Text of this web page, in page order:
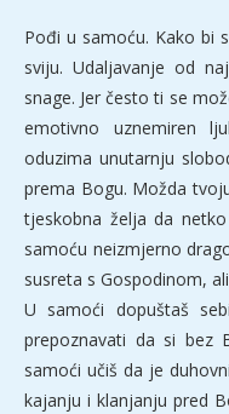
Pođi u samoću. Kako bi
sviju. Udaljavanje od
snage. Jer često ti se
emotivno uznemiren
oduzima unutarnju
prema Bogu. Možda
tjeskobna želja da
samoću neizmjerno
susreta s Gospodinom,
U samoći dopuštaš
prepoznavati da si bez
samoći učiš da je
kajanju i klanjanju pred